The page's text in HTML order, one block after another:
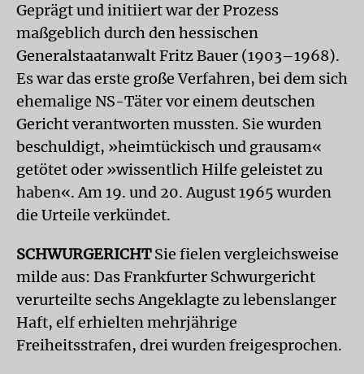
Geprägt und initiiert war der Prozess
maßgeblich durch den hessischen
Generalstaatanwalt Fritz Bauer (1903–1968).
Es war das erste große Verfahren, bei dem sich
ehemalige NS-Täter vor einem deutschen
Gericht verantworten mussten. Sie wurden
beschuldigt, »heimtückisch und grausam«
getötet oder »wissentlich Hilfe geleistet zu
haben«. Am 19. und 20. August 1965 wurden
die Urteile verkündet.
SCHWURGERICHTSie fielen vergleichsweise
milde aus: Das Frankfurter Schwurgericht
verurteilte sechs Angeklagte zu lebenslanger
Haft, elf erhielten mehrjährige
Freiheitsstrafen, drei wurden freigesprochen.